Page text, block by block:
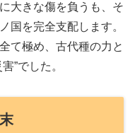
大きな傷を負うも、そ
国を完全支配します。
て極め、古代種の力と
”でした。